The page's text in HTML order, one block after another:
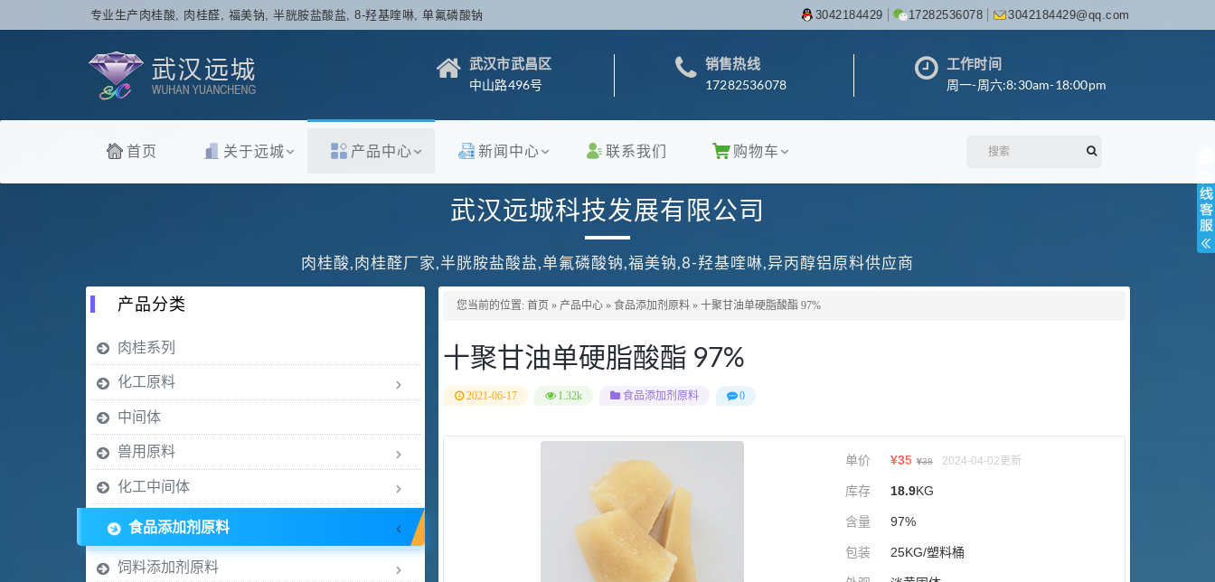
专业生产肉桂酸, 肉桂醛, 福美钠, 半胱胺盐酸盐, 8-羟基喹啉, 单氟磷酸钠 3042184429 17282536078 3042184429@qq.com
武汉市武昌区
中山路496号
销售热线
17282536078
工作时间
周一-周六:8:30am-18:00pm
首页 关于远城 产品中心 新闻中心 联系我们 购物车
武汉远城科技发展有限公司
肉桂酸,肉桂醛厂家,半胱胺盐酸盐,单氟磷酸钠,福美钠,8-羟基喹啉,异丙醇铝原料供应商
您当前的位置: 首页 » 产品中心 » 食品添加剂原料 » 十聚甘油单硬脂酸酯 97%
十聚甘油单硬脂酸酯 97%
2021-06-17 1.32k 食品添加剂原料 0
单价 ¥35 ¥38 2024-04-02更新
库存 18.9KG
含量 97%
包装 25KG/塑料桶
产品分类
肉桂系列
化工原料
中间体
兽用原料
化工中间体
食品添加剂原料
饲料添加剂原料